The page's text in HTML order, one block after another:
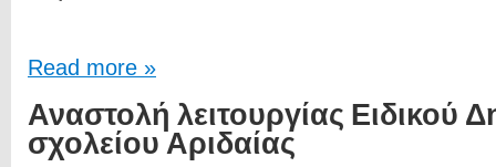
Read more »
Αναστολή λειτουργίας Ειδικού
σχολείου Αριδαίας